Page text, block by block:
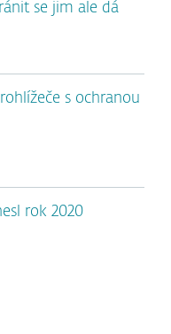
se jim ale dá
s ochranou
rok 2020